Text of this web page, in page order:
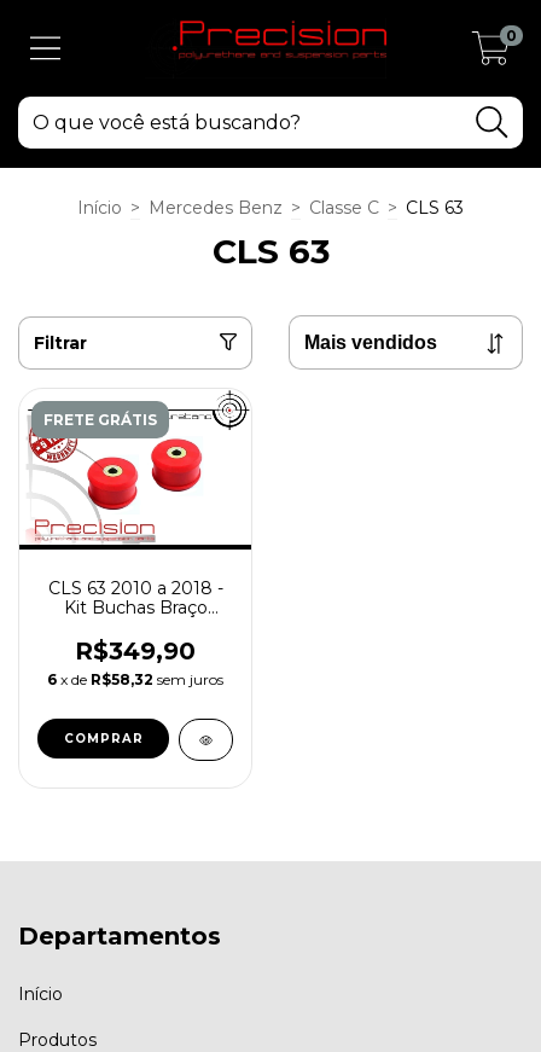
0
Início > Mercedes Benz > Classe C > CLS 63
CLS 63
Filtrar
FRETE GRÁTIS
CLS 63 2010 a 2018 -
Kit Buchas Braço
Poliuretano - 5 Anos
Garantia
R$349,90
6 x de R$58,32 sem juros
Departamentos
Início
Produtos